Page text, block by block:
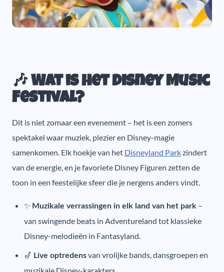
🎶 Wat is het Disney Music
Festival?
Dit is niet zomaar een evenement – het is een zomers
spektakel waar muziek, plezier en Disney-magie
samenkomen. Elk hoekje van het Disneyland Parkzindert
van de energie, en je favoriete Disney Figuren zetten de
toon in een feestelijke sfeer die je nergens anders vindt.
✨ Muzikale verrassingen in elk land van het park –
van swingende beats in Adventureland tot klassieke
Disney-melodieën in Fantasyland.
🎷 Live optredensvan vrolijke bands, dansgroepen en